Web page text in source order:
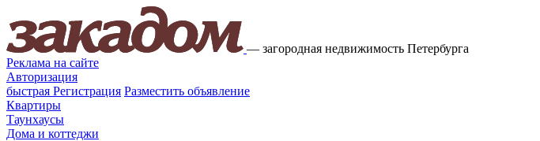
— загородная недвижимость Петербурга
Реклама на сайте
Авторизация
быстрая Регистрация Разместить объявление
Квартиры
Таунхаусы
Дома и коттеджи